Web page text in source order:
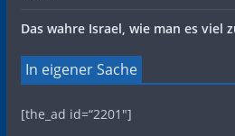
Das wahre Israel, wie man es viel
In eigener Sache
[the_ad id=“2201″]